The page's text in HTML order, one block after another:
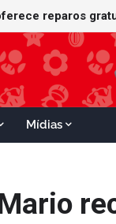
Mídias